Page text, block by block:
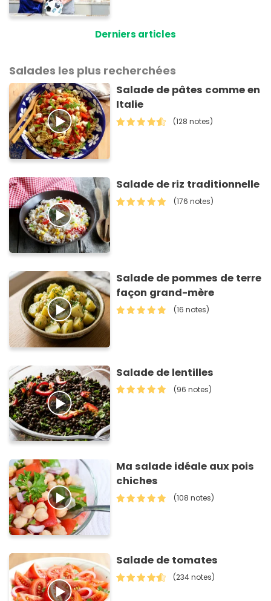
Derniers articles
Salades les plus recherchées
Salade de pâtes comme en
Italie
(128 notes)
Salade de riz traditionnelle
(176 notes)
Salade de pommes de terre
façon grand-mère
(16 notes)
Salade de lentilles
(96 notes)
Ma salade idéale aux pois
chiches
(108 notes)
Salade de tomates
(234 notes)